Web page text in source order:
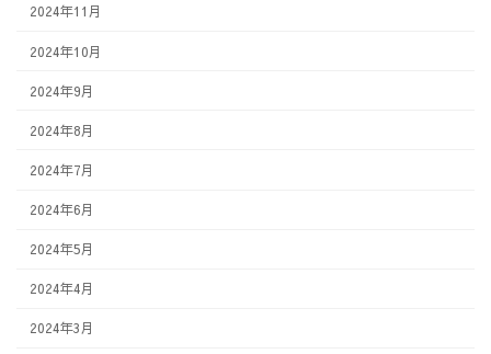
2024年11月
2024年10月
2024年9月
2024年8月
2024年7月
2024年6月
2024年5月
2024年4月
2024年3月